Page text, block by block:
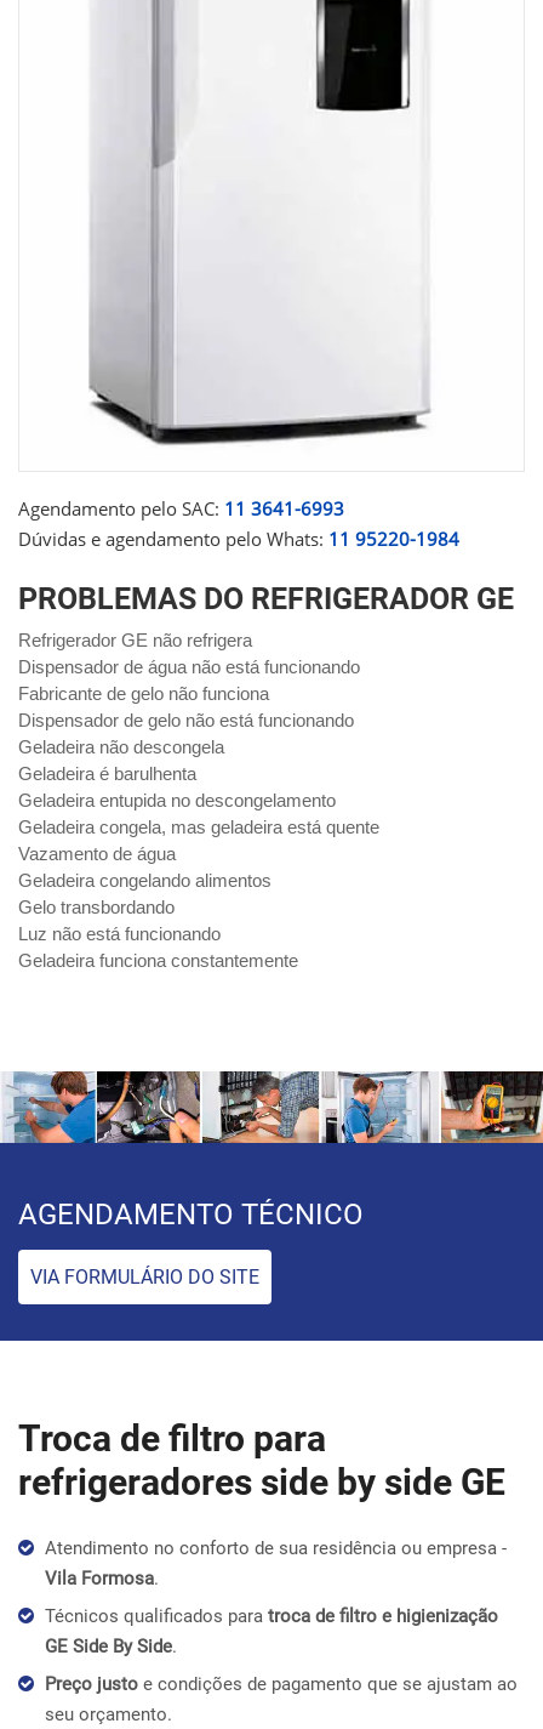
Agendamento pelo SAC: 11 3641-6993
Dúvidas e agendamento pelo Whats: 11 95220-1984
PROBLEMAS DO REFRIGERADOR GE
Refrigerador GE não refrigera
Dispensador de água não está funcionando
Fabricante de gelo não funciona
Dispensador de gelo não está funcionando
Geladeira não descongela
Geladeira é barulhenta
Geladeira entupida no descongelamento
Geladeira congela, mas geladeira está quente
Vazamento de água
Geladeira congelando alimentos
Gelo transbordando
Luz não está funcionando
Geladeira funciona constantemente
AGENDAMENTO TÉCNICO
VIA FORMULÁRIO DO SITE
Troca de filtro para
refrigeradores side by side GE
Atendimento no conforto de sua residência ou empresa -
Vila Formosa.
Técnicos qualificados para troca de filtro e higienização
GE Side By Side.
Preço justo e condições de pagamento que se ajustam ao
seu orçamento.